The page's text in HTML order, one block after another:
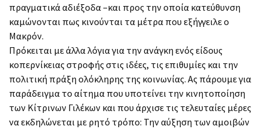
πραγματικά αδιέξοδα –και προς την οποία κατεύθυνση
καμώνονται πως κινούνται τα μέτρα που εξήγγειλε ο
Μακρόν.
Πρόκειται με άλλα λόγια για την ανάγκη ενός είδους
κοπερνίκειας στροφής στις ιδέες, τις επιθυμίες και την
πολιτική πράξη ολόκληρης της κοινωνίας. Ας πάρουμε για
παράδειγμα το αίτημα που υποτείνει την κινητοποίηση
των Κίτρινων Γιλέκων και που άρχισε τις τελευταίες μέρες
να εκδηλώνεται με ρητό τρόπο: Την αύξηση των αμοιβών